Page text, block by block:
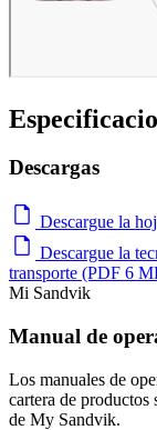
Descargas
Descargue la
Descargue la
transporte (PDF 6
Mi Sandvik
Manual de
Los manuales de
cartera de productos
de My Sandvik.